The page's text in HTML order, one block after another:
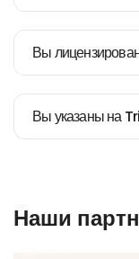
Вы
Вы указаны на
Наши